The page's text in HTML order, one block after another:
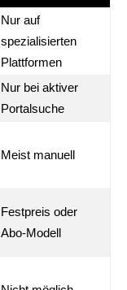
Nur auf
spezialisierten
Plattformen
Nur bei aktiver
Portalsuche
Meist manuell
Festpreis oder
Abo-Modell